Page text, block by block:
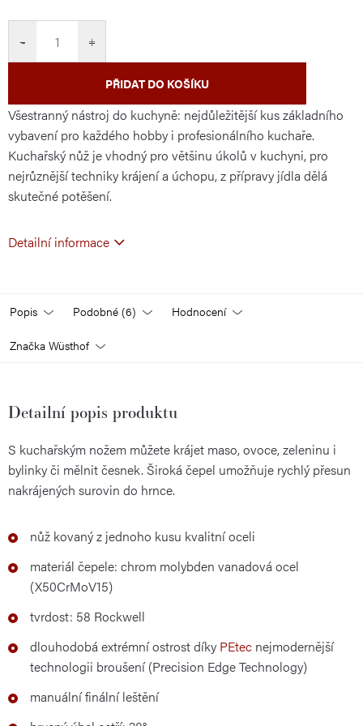
+
−
PŘIDAT DO KOŠÍKU
Všestranný nástroj do kuchyně: nejdůležitější kus základního
vybavení pro každého hobby i profesionálního kuchaře.
Kuchařský nůž je vhodný pro většinu úkolů v kuchyni, pro
nejrůznější techniky krájení a úchopu, z přípravy jídla dělá
skutečné potěšení.
Detailní informace
Popis Podobné (6) Hodnocení
Značka Wüsthof
Detailní popis produktu
S kuchařským nožem můžete krájet maso, ovoce, zeleninu i
bylinky či mělnit česnek. Široká čepel umožňuje rychlý přesun
nakrájených surovin do hrnce.
nůž kovaný z jednoho kusu kvalitní oceli
materiál čepele: chrom molybden vanadová ocel
(X50CrMoV15)
tvrdost: 58 Rockwell
dlouhodobá extrémní ostrost díky PEtec nejmodernější
technologii broušení (Precision Edge Technology)
manuální finální leštění